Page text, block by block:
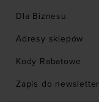
Dla Biznesu
Adresy sklepów
Kody Rabatowe
Zapis do